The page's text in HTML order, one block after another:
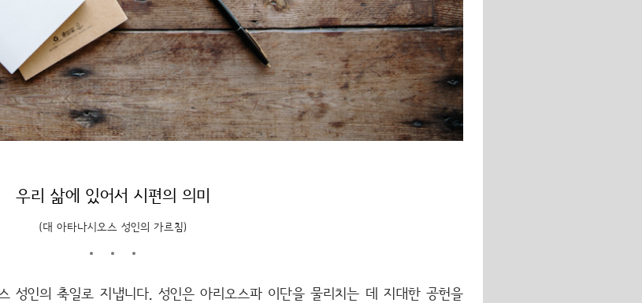
우리 삶에 있어서 시편의 의미
(대 아타나시오스 성인의 가르침)
성인의 축일로 지냅니다. 성인은 아리오스파 이단을 물리치는 데 지대한 공헌을